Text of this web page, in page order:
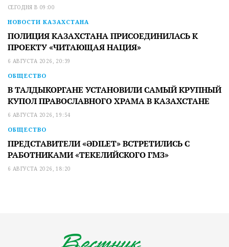
СЕГОДНЯ В 09:00
НОВОСТИ КАЗАХСТАНА
ПОЛИЦИЯ КАЗАХСТАНА ПРИСОЕДИНИЛАСЬ К
ПРОЕКТУ «ЧИТАЮЩАЯ НАЦИЯ»
6 АВГУСТА 2026, 20:39
ОБЩЕСТВО
В ТАЛДЫКОРГАНЕ УСТАНОВИЛИ САМЫЙ КРУПНЫЙ
КУПОЛ ПРАВОСЛАВНОГО ХРАМА В КАЗАХСТАНЕ
6 АВГУСТА 2026, 19:54
ОБЩЕСТВО
ПРЕДСТАВИТЕЛИ «ӘDILET» ВСТРЕТИЛИСЬ С
РАБОТНИКАМИ «ТЕКЕЛИЙСКОГО ГМЗ»
6 АВГУСТА 2026, 18:20